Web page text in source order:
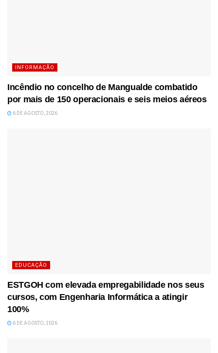
INFORMAÇÃO
Incêndio no concelho de Mangualde combatido
por mais de 150 operacionais e seis meios aéreos
6 DE AGOSTO, 2026
EDUCAÇÃO
ESTGOH com elevada empregabilidade nos seus
cursos, com Engenharia Informática a atingir
100%
6 DE AGOSTO, 2026